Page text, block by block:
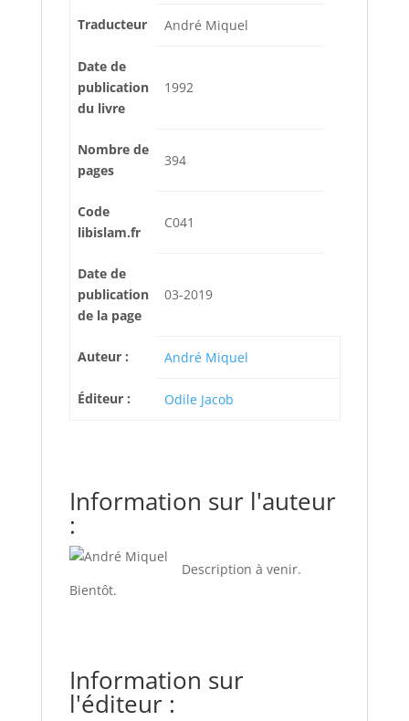
Traducteur André Miquel
Date de
publication
du livre
1992
Nombre de
pages
394
Code
libislam.fr
C041
Date de
publication
de la page
03-2019
Auteur : André Miquel
Éditeur : Odile Jacob
Information sur l'auteur
:
Description à venir.
Bientôt.
Information sur
l'éditeur :